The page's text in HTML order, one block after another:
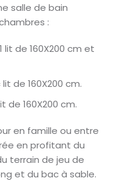
salle de bain
:
de 160X200 cm et
de 160X200 cm.
de 160X200 cm.
en famille ou entre
en profitant du
terrain de jeu de
et du bac à sable.